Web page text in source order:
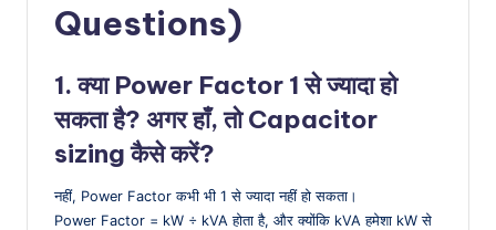
Questions)
1. क्या Power Factor 1 से ज्यादा हो
सकता है? अगर हाँ, तो Capacitor
sizing कैसे करें?
नहीं, Power Factor कभी भी 1 से ज्यादा नहीं हो सकता।
Power Factor = kW ÷ kVA होता है, और क्योंकि kVA हमेशा kW से